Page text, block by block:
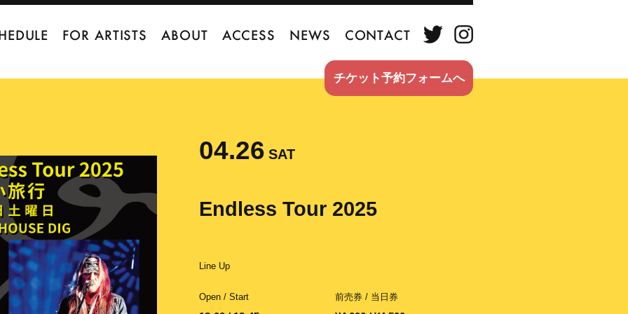
FOR ARTISTS ABOUT ACCESS NEWS CONTACT
チケット予約フォームへ
04.26 SAT
Endless Tour 2025
Line Up
Open / Start 前売券 / 当日券